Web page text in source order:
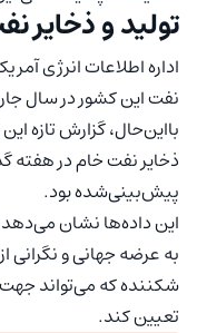
تولید و ذخایر
نفت این کشور در سال
ذخایر نفت خام در
پیش‌بینی‌شده بود.
این داده‌ها نشان
به عرضه جهانی و نگرانی
شکننده که می‌تواند
تعیین کند.